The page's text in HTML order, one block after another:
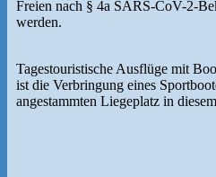
Freien nach § 4a SARS-CoV-2-
werden.
Tagestouristische Ausflüge mit
ist die Verbringung eines
angestammten Liegeplatz in